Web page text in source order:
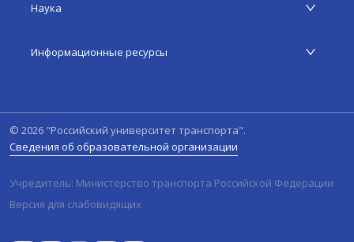
Наука
Информационные ресурсы
© 2026 "Российский университет транспорта".
Сведения об образовательной организации
Учредитель: Министерство транспорта Российской Федерации
Версия для слабовидящих